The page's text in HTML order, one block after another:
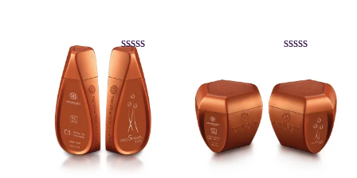
out of 5